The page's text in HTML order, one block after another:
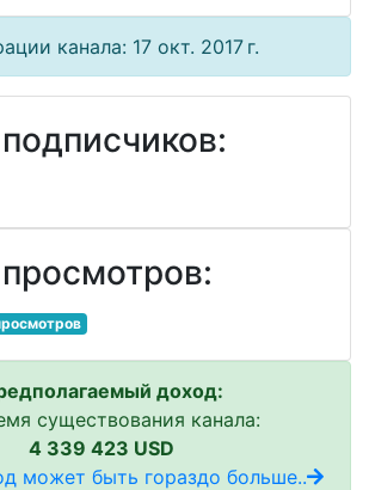
канала: 17 окт. 2017 г.
доход:
существования канала:
4 339 423 USD
может быть гораздо больше..